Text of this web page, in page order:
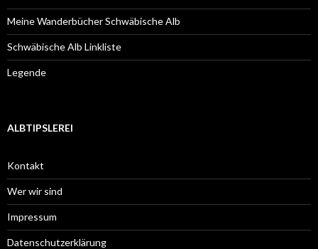
Meine Wanderbücher Schwäbische Alb
Schwäbische Alb Linkliste
Legende
ALBTIPSLEREI
Kontakt
Wer wir sind
Impressum
Datenschutzerklärung